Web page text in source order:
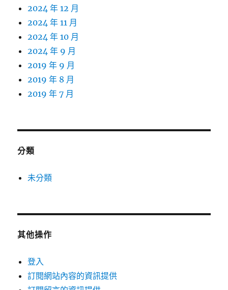
2024 年 12 月
2024 年 11 月
2024 年 10 月
2024 年 9 月
2019 年 9 月
2019 年 8 月
2019 年 7 月
分類
未分類
其他操作
登入
訂閱網站內容的資訊提供